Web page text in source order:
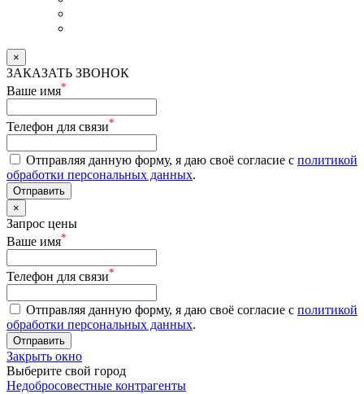
×
ЗАКАЗАТЬ ЗВОНОК
Ваше имя*
Телефон для связи*
Отправляя данную форму, я даю своё согласие с политикой
обработки персональных данных.
Отправить
×
Запрос цены
Ваше имя*
Телефон для связи*
Отправляя данную форму, я даю своё согласие с политикой
обработки персональных данных.
Отправить
Закрыть окно
Выберите свой город
Недобросовестные контрагенты